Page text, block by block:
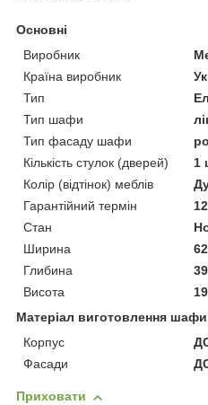
Основні
Виробник
Країна виробник
Тип
Тип шафи
Тип фасаду шафи
Кількість стулок (дверей)
1
Колір (відтінок) меблів
Гарантійний термін
Стан
Ширина
Глибина
Висота
Матеріал виготовлення шафи
Корпус
Фасади
Приховати